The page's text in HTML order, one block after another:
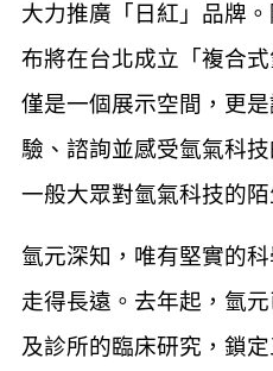
大力推廣「日紅」品牌
布將在台北成立「複合
僅是一個展示空間，更
驗、諮詢並感受氫氣科
一般大眾對氫氣科技的陌
氫元深知，唯有堅實的
走得長遠。去年起，氫
及診所的臨床研究，鎖